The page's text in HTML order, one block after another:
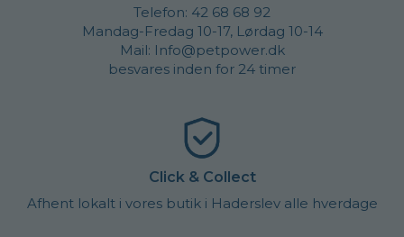
Telefon: 42 68 68 92
Mandag-Fredag 10-17, Lørdag 10-14
Mail: Info@petpower.dk
besvares inden for 24 timer
Click & Collect
Afhent lokalt i vores butik i Haderslev alle hverdage